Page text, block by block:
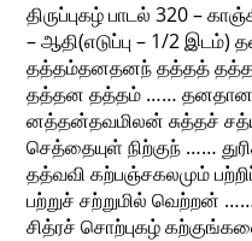
திருப்புகழ் பாடல் 320 –
– ஆதி(எடுப்பு – 1/2
தத்தம்தனதனந் தத்தத்
தத்தன தத்தம் …… தனதான
னத்தன்தவமிலன் சுத்தச்
செத்தையுள் நிற்குந் ……
தத்வவி கற்பஞ்சகலமும்
பற்றுச் சற்றுமில் வெற்றன்
சித்ரச் சொற்புகழ்